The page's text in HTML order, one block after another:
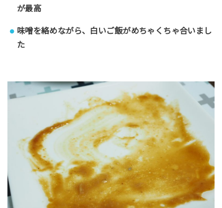
が最高
味噌を絡めながら、白いご飯がめちゃくちゃ合いまし
た